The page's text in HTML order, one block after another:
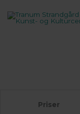
indholdet
Priser